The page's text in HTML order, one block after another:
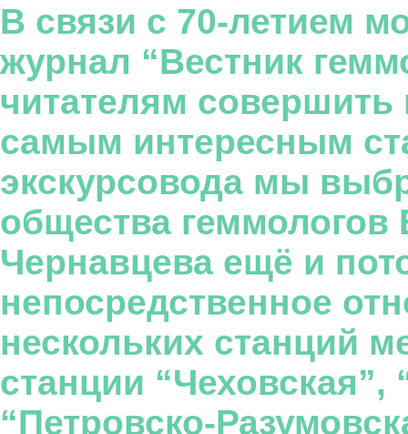
В связи с 70-летием
журнал “Вестник
читателям
самым интересным
экскурсовода мы
общества
Чернавцева ещё и
непосредственное
нескольких станций
станции “Чеховская”,
“Петровско-